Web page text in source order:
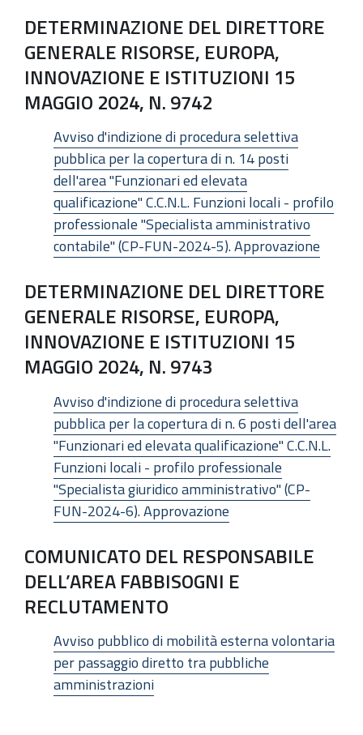
DETERMINAZIONE DEL DIRETTORE
GENERALE RISORSE, EUROPA,
INNOVAZIONE E ISTITUZIONI 15
MAGGIO 2024, N. 9742
Avviso d'indizione di procedura selettiva
pubblica per la copertura di n. 14 posti
dell'area "Funzionari ed elevata
qualificazione" C.C.N.L. Funzioni locali - profilo
professionale "Specialista amministrativo
contabile" (CP-FUN-2024-5). Approvazione
DETERMINAZIONE DEL DIRETTORE
GENERALE RISORSE, EUROPA,
INNOVAZIONE E ISTITUZIONI 15
MAGGIO 2024, N. 9743
Avviso d'indizione di procedura selettiva
pubblica per la copertura di n. 6 posti dell'area
"Funzionari ed elevata qualificazione" C.C.N.L.
Funzioni locali - profilo professionale
"Specialista giuridico amministrativo" (CP-
FUN-2024-6). Approvazione
COMUNICATO DEL RESPONSABILE
DELL’AREA FABBISOGNI E
RECLUTAMENTO
Avviso pubblico di mobilità esterna volontaria
per passaggio diretto tra pubbliche
amministrazioni